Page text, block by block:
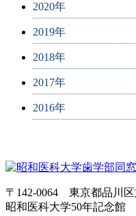
2020年
2019年
2018年
2017年
2016年
〒142-0064 東京都品川区
昭和医科大学50年記念館